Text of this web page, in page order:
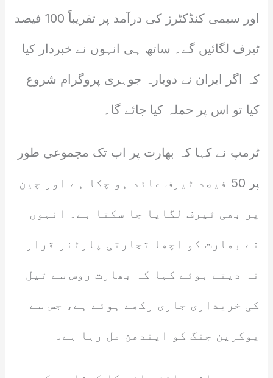
اور سیمی کنڈکٹرز کی درآمد پر تقریباً 100 فیصد
ٹیرف لگائیں گے۔ ساتھ ہی انہوں نے خبردار کیا
کہ اگر ایران نے دوبارہ جوہری پروگرام شروع
کیا تو اس پر حملہ کیا جائے گا۔
ٹرمپ نے کہا کہ بھارت پر اب تک مجموعی طور
پر 50 فیصد ٹیرف عائد ہو چکا ہے اور چین
پر بھی ٹیرف لگایا جا سکتا ہے۔ انہوں
نے بھارت کو اچھا تجارتی پارٹنر قرار
نہ دیتے ہوئے کہا کہ بھارت روس سے تیل
کی خریداری جاری رکھے ہوئے ہے، جس سے
یوکرین جنگ کو ایندھن مل رہا ہے۔